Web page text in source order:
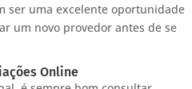
ser uma excelente oportunidade
um novo provedor antes de se
Online